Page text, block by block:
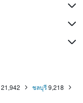
21,942 ชลบุรี9,218